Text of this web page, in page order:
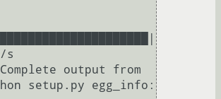
s
setup.py egg_info: